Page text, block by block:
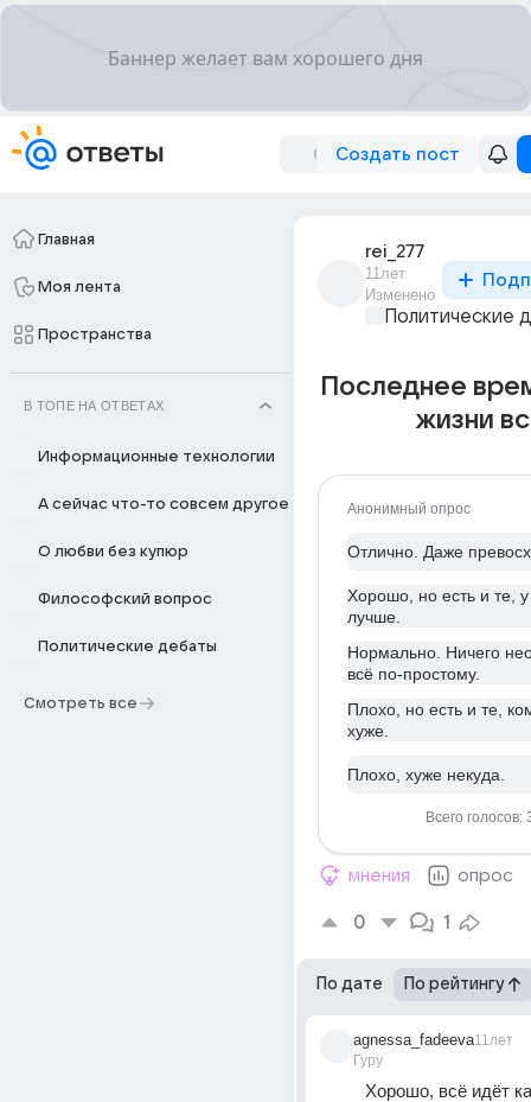
Создать пост
Главная
Моя лента
Пространства
В ТОПЕ НА ОТВЕТАХ
Информационные технологии
А сейчас что-то совсем другое
О любви без купюр
Философский вопрос
Политические дебаты
Смотреть все
rei_277
11лет
Изменено
Политические
Последнее
жизни
Анонимный опрос
Отлично. Даже
Хорошо, но есть и те, у
лучше.
Нормально. Ничего
всё по-простому.
Плохо, но есть и те,
хуже.
Плохо, хуже некуда.
Всего голосов:
мнения опрос
0 1
По дате По рейтингу
agnessa_fadeeva
Гуру
11лет
Хорошо, всё идёт